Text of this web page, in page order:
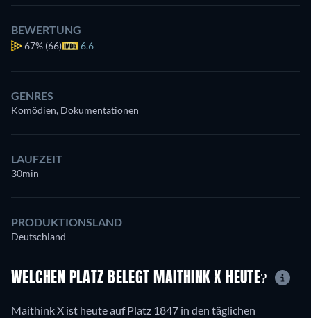
BEWERTUNG
67% (66) 6.6
GENRES
Komödien, Dokumentationen
LAUFZEIT
30min
PRODUKTIONSLAND
Deutschland
WELCHEN PLATZ BELEGT MAITHINK X HEUTE?
Maithink X ist heute auf Platz 1847 in den täglichen